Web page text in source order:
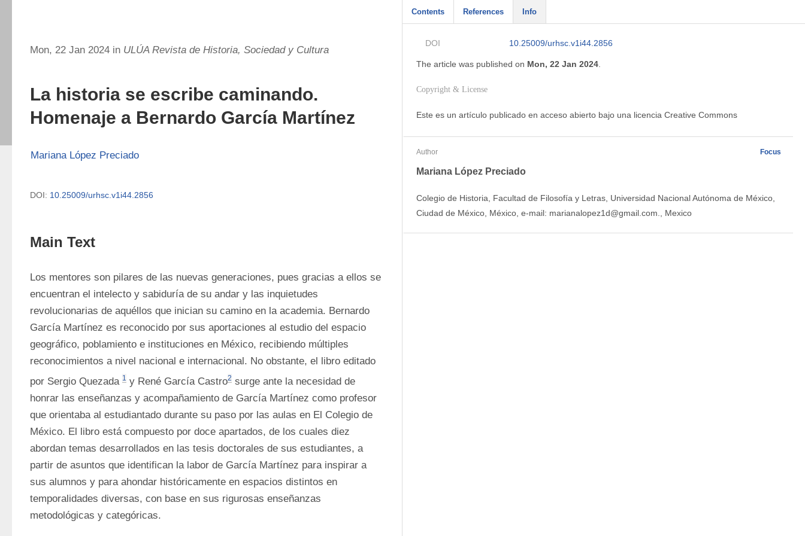
Mon, 22 Jan 2024 in ULÚA Revista de Historia, Sociedad y Cultura
La historia se escribe caminando.
Homenaje a Bernardo García Martínez
Mariana López Preciado
DOI: 10.25009/urhsc.v1i44.2856
Main Text
Los mentores son pilares de las nuevas generaciones, pues gracias a ellos se
encuentran el intelecto y sabiduría de su andar y las inquietudes
revolucionarias de aquéllos que inician su camino en la academia. Bernardo
García Martínez es reconocido por sus aportaciones al estudio del espacio
geográfico, poblamiento e instituciones en México, recibiendo múltiples
reconocimientos a nivel nacional e internacional. No obstante, el libro editado
por Sergio Quezada 1 y René García Castro2 surge ante la necesidad de
honrar las enseñanzas y acompañamiento de García Martínez como profesor
que orientaba al estudiantado durante su paso por las aulas en El Colegio de
México. El libro está compuesto por doce apartados, de los cuales diez
abordan temas desarrollados en las tesis doctorales de sus estudiantes, a
partir de asuntos que identifican la labor de García Martínez para inspirar a
sus alumnos y para ahondar históricamente en espacios distintos en
temporalidades diversas, con base en sus rigurosas enseñanzas
metodológicas y categóricas.
DOI 10.25009/urhsc.v1i44.2856
The article was published on Mon, 22 Jan 2024
Copyright & License
Este es un artículo publicado en acceso abierto bajo una licencia Creative Commons
Author Focus
Mariana López Preciado
Colegio de Historia, Facultad de Filosofía y Letras, Universidad Nacional Autónoma de México,
Ciudad de México, México, e-mail: marianalopez1d@gmail.com., Mexico
Contents References Info